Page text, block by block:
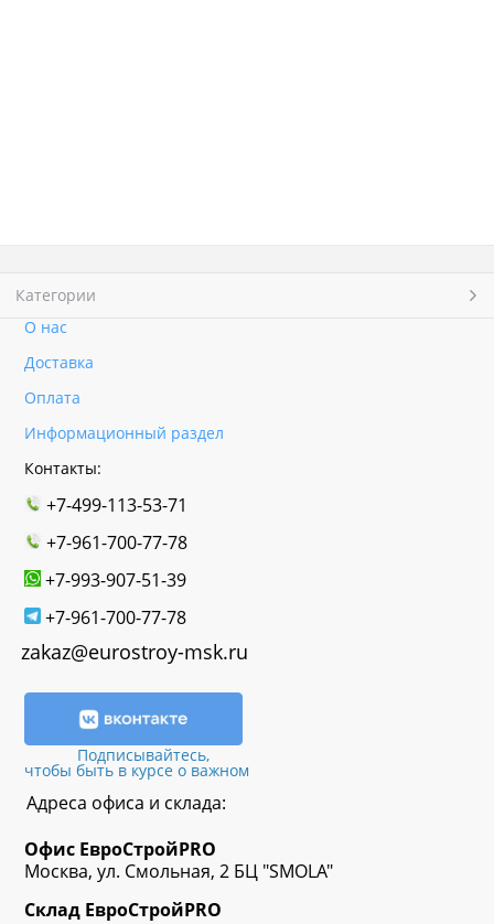
Категории
О нас
Доставка
Оплата
Информационный раздел
Контакты:
+7-499-113-53-71
+7-961-700-77-78
+7-993-907-51-39
+7-961-700-77-78
zakaz@eurostroy-msk.ru
Подписывайтесь,
чтобы быть в курсе о важном
Адреса офиса и склада:
Офис ЕвроСтройPRO
Москва, ул. Смольная, 2 БЦ "SMOLA"
Склад ЕвроСтройPRO